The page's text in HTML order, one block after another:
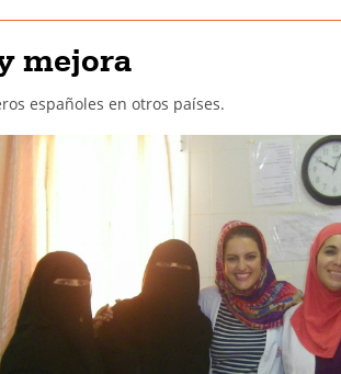
mejora
españoles en otros países.